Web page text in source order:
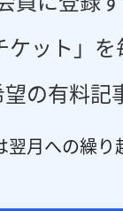
ット」
の有料記
月への繰り